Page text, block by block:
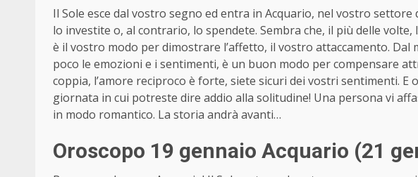
Il Sole esce dal vostro segno ed entra in Acquario, nel vostro
lo investite o, al contrario, lo spendete. Sembra che, il più delle
è il vostro modo per dimostrare l’affetto, il vostro attaccamento.
poco le emozioni e i sentimenti, è un buon modo per compensare
coppia, l’amore reciproco è forte, siete sicuri dei vostri sentimenti.
giornata in cui potreste dire addio alla solitudine! Una persona vi
in modo romantico. La storia andrà avanti…
Oroscopo 19 gennaio Acquario (21